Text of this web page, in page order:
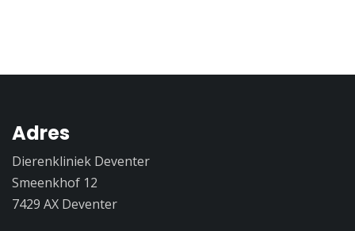
Adres
Dierenkliniek Deventer
Smeenkhof 12
7429 AX Deventer